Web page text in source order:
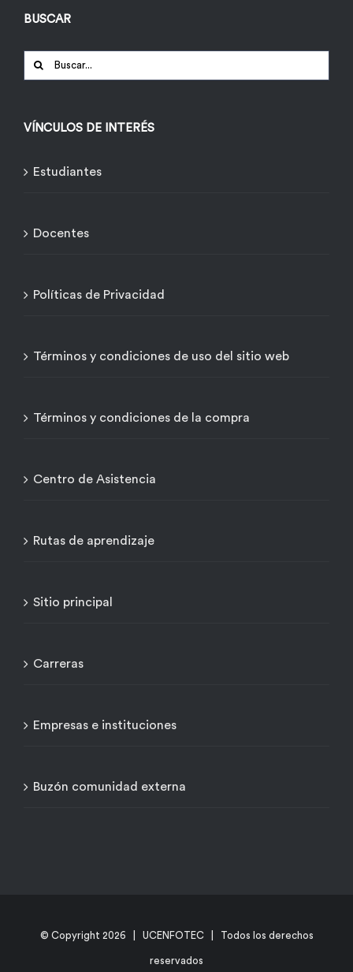
BUSCAR
Buscar:
VÍNCULOS DE INTERÉS
Estudiantes
Docentes
Políticas de Privacidad
Términos y condiciones de uso del sitio web
Términos y condiciones de la compra
Centro de Asistencia
Rutas de aprendizaje
Sitio principal
Carreras
Empresas e instituciones
Buzón comunidad externa
© Copyright 2026 | UCENFOTEC | Todos los derechos
reservados